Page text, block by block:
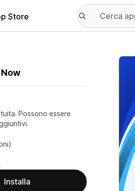
Store
Now
Possono essere
Installa